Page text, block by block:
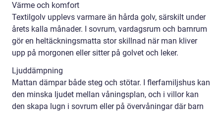
Värme och komfort
Textilgolv upplevs varmare än hårda golv, särskilt under
årets kalla månader. I sovrum, vardagsrum och barnrum
gör en heltäckningsmatta stor skillnad när man kliver
upp på morgonen eller sitter på golvet och leker.
Ljuddämpning
Mattan dämpar både steg och stötar. I flerfamiljshus kan
den minska ljudet mellan våningsplan, och i villor kan
den skapa lugn i sovrum eller på övervåningar där barn